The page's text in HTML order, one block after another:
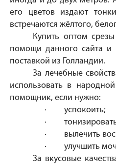
его цветов издают
встречаются жёлтого,
Купить оптом
помощи данного сайта и
поставкой из Голландии.
За лечебные
использовать в
помощник, если нужно:
·
успокоить;
·
·
вылечить
·
улучшить
За вкусовые